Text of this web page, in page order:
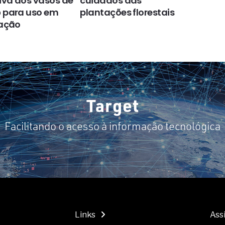
para uso em
plantações florestais
Target
Facilitando o acesso à informação tecnológica
Links